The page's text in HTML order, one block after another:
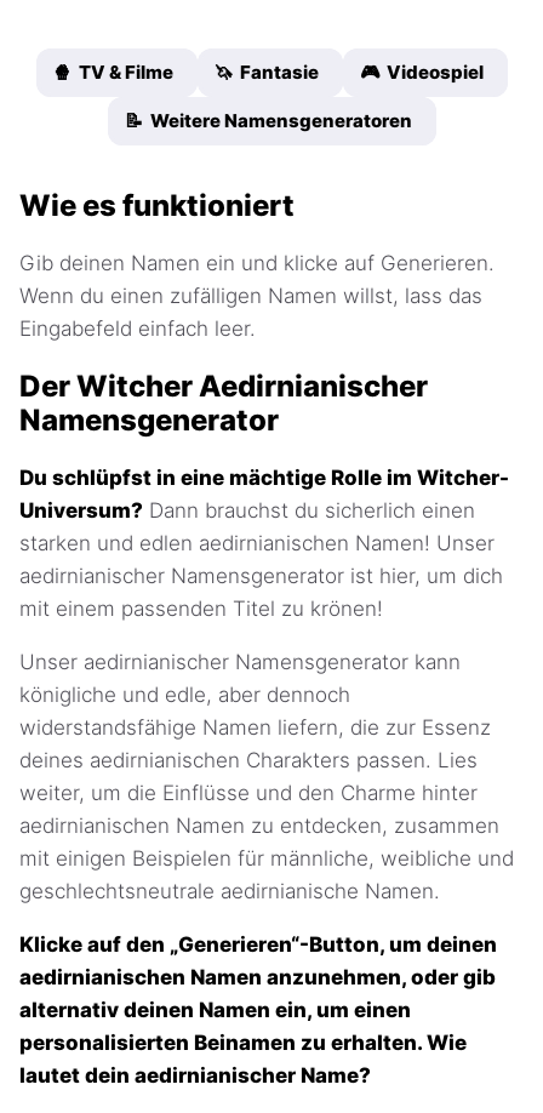
🍿 TV & Filme 🦄 Fantasie 🎮 Videospiel
📝 Weitere Namensgeneratoren
Wie es funktioniert
Gib deinen Namen ein und klicke auf Generieren.
Wenn du einen zufälligen Namen willst, lass das
Eingabefeld einfach leer.
Der Witcher Aedirnianischer
Namensgenerator
Du schlüpfst in eine mächtige Rolle im Witcher-
Universum? Dann brauchst du sicherlich einen
starken und edlen aedirnianischen Namen! Unser
aedirnianischer Namensgenerator ist hier, um dich
mit einem passenden Titel zu krönen!
Unser aedirnianischer Namensgenerator kann
königliche und edle, aber dennoch
widerstandsfähige Namen liefern, die zur Essenz
deines aedirnianischen Charakters passen. Lies
weiter, um die Einflüsse und den Charme hinter
aedirnianischen Namen zu entdecken, zusammen
mit einigen Beispielen für männliche, weibliche und
geschlechtsneutrale aedirnianische Namen.
Klicke auf den „Generieren“-Button, um deinen
aedirnianischen Namen anzunehmen, oder gib
alternativ deinen Namen ein, um einen
personalisierten Beinamen zu erhalten. Wie
lautet dein aedirnianischer Name?